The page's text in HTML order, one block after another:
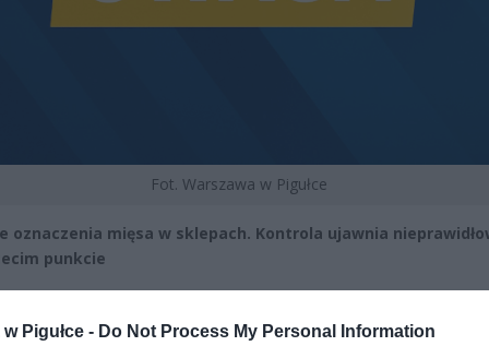
Pigułce - Do Not Process My Personal Information
Fot. Warszawa w Pigułce
oznaczenia mięsa w sklepach. Kontrola ujawnia
punkcie
przecenił hit do kuchni. Air fryer tańszy aż o 150 zł, a to